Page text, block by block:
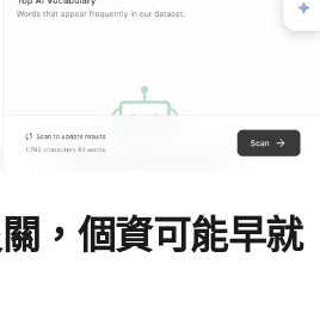
，個資可能早就